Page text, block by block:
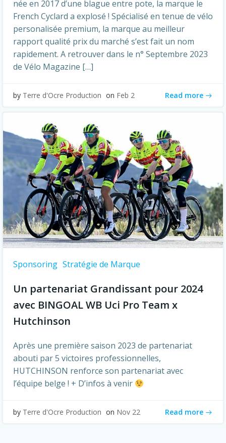
née en 2017 d’une blague entre pote, la marque le
French Cyclard a explosé ! Spécialisé en tenue de vélo
personalisée premium, la marque au meilleur
rapport qualité prix du marché s’est fait un nom
rapidement. A retrouver dans le n° Septembre 2023
de Vélo Magazine […]
by Terre d'Ocre Production on Feb 2 Read more
Sponsoring Stratégie de Marque
Un partenariat Grandissant pour 2024
avec BINGOAL WB Uci Pro Team x
Hutchinson
Après une première saison 2023 de partenariat
abouti par 5 victoires professionnelles,
HUTCHINSON renforce son partenariat avec
l’équipe belge ! + D’infos à venir
by Terre d'Ocre Production on Nov 22 Read more